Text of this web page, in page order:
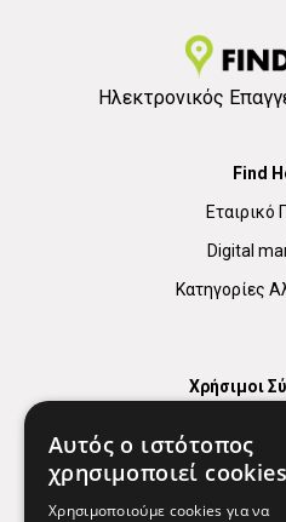
Ηλεκτρονικός
Find
Εταιρικό
Digital
Κατηγορίες
Χρήσιμοι
Χρήσιμα
Αυτός ο ιστότοπος
χρησιμοποιεί cookies
Χρησιμοποιούμε cookies για να